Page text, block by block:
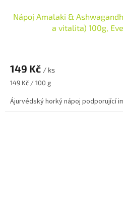
Nápoj Amalaki &
a vitalita) 100g,
149 Kč / ks
Měrná
149 Kč / 100 g
Ájurvédský horký nápoj podporující